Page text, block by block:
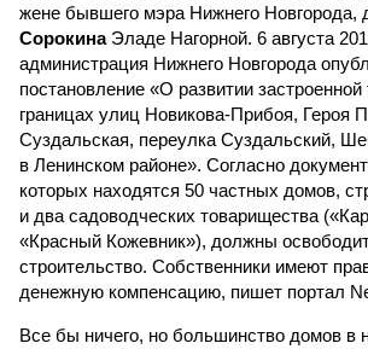
жене бывшего мэра Нижнего Новгорода,
Сорокина Эладе Нагорной. 6 августа
администрация Нижнего Новгорода
постановление «О развитии застроенной
границах улиц Новикова-Прибоя, Героя
Суздальская, переулка Суздальский,
в Ленинском районе». Согласно
которых находятся 50 частных домов,
и два садоводческих товарищества
«Красный Кожевник»), должны
строительство. Собственники имеют
денежную компенсацию, пишет портал
Все бы ничего, но большинство домов в